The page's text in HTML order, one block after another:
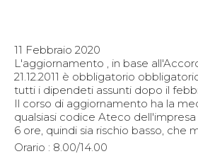
11 Febbraio 2020
L'aggiornamento , in base
21.12.2011 è obbligatorio
tutti i dipendeti assunti dopo il
Il corso di aggiornamento ha la
qualsiasi codice Ateco
6 ore, quindi sia rischio basso, che
Orario : 8.00/14.00